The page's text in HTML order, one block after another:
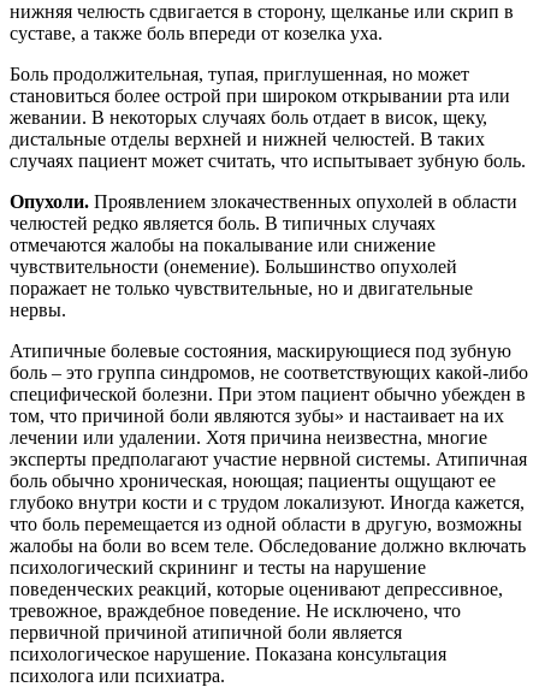
нижняя челюсть сдвигается в сторону, щелканье или скрип в
суставе, а также боль впереди от козелка уха.
Боль продолжительная, тупая, приглушенная, но может
становиться более острой при широком открывании рта или
жевании. В некоторых случаях боль отдает в висок, щеку,
дистальные отделы верхней и нижней челюстей. В таких
случаях пациент может считать, что испытывает зубную боль.
Опухоли. Проявлением злокачественных опухолей в области
челюстей редко является боль. В типичных случаях
отмечаются жалобы на покалывание или снижение
чувствительности (онемение). Большинство опухолей
поражает не только чувствительные, но и двигательные
нервы.
Атипичные болевые состояния, маскирующиеся под зубную
боль – это группа синдромов, не соответствующих какой-либо
специфической болезни. При этом пациент обычно убежден в
том, что причиной боли являются зубы» и настаивает на их
лечении или удалении. Хотя причина неизвестна, многие
эксперты предполагают участие нервной системы. Атипичная
боль обычно хроническая, ноющая; пациенты ощущают ее
глубоко внутри кости и с трудом локализуют. Иногда кажется,
что боль перемещается из одной области в другую, возможны
жалобы на боли во всем теле. Обследование должно включать
психологический скрининг и тесты на нарушение
поведенческих реакций, которые оценивают депрессивное,
тревожное, враждебное поведение. Не исключено, что
первичной причиной атипичной боли является
психологическое нарушение. Показана консультация
психолога или психиатра.